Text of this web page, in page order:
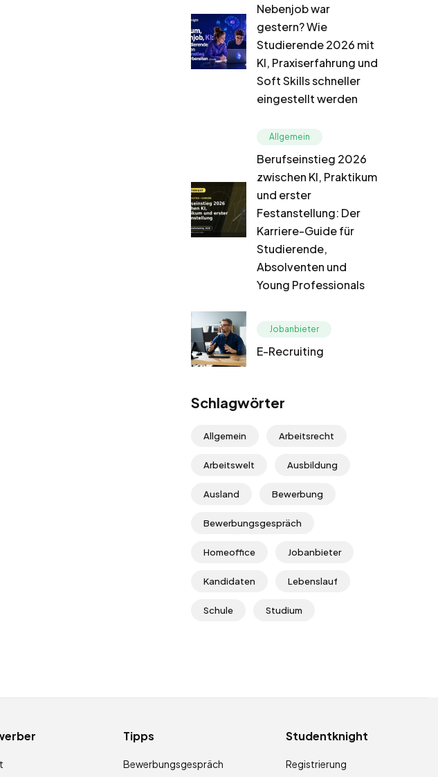
Nebenjob war
gestern? Wie
Studierende 2026 mit
KI, Praxiserfahrung und
Soft Skills schneller
eingestellt werden
Allgemein
Berufseinstieg 2026
zwischen KI, Praktikum
und erster
Festanstellung: Der
Karriere-Guide für
Studierende,
Absolventen und
Young Professionals
Jobanbieter
E-Recruiting
Schlagwörter
Allgemein Arbeitsrecht
Arbeitswelt Ausbildung
Ausland Bewerbung
Bewerbungsgespräch
Homeoffice Jobanbieter
Kandidaten Lebenslauf
Schule Studium
Tipps
Bewerbungsgespräch
Studentknight
Registrierung